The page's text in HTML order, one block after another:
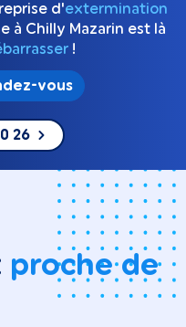
d'extermination
à Chilly Mazarin est là
!
vous
26
proche de